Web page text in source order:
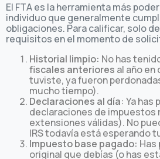
El FTA es la herramienta más
individuo que generalmente
obligaciones. Para calificar, solo
requisitos en el momento de
Historial limpio: No has
fiscales anteriores al año en
tuviste, ya fueron
mucho tiempo).
Declaraciones al día: Ya has
declaraciones de impuestos
extensiones válidas). No
IRS todavía está esperando
Impuesto base pagado: Has
original que debías (o has